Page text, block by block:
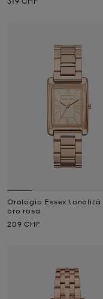
Orologio Essex tonalità
oro rosa
Prezzo attuale
209 CHF